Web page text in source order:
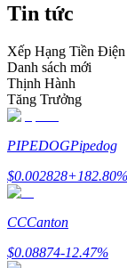
Trở thành Nhà
Tận hưởng
Thông tin
Phân tích dữ
Tin tức
Xếp Hạng Tiền
Danh sách mới
Thịnh Hành
Tăng Trưởng
PIPEDOGPipedog
$0.002828+182.80%
CCCanton
$0.08874-12.47%